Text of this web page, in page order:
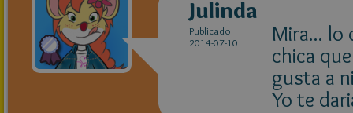
Julinda
Publicado
2014-07-10
Mira... lo
chica
gusta a
Yo te